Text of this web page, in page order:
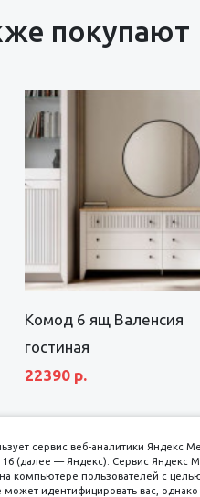
покупают
Комод 6 ящ Валенсия
гостиная
22390 р.
сервис веб-аналитики
16 (далее — Яндекс). Сервис Яндекс
компьютере пользователей с
идентифицировать вас,